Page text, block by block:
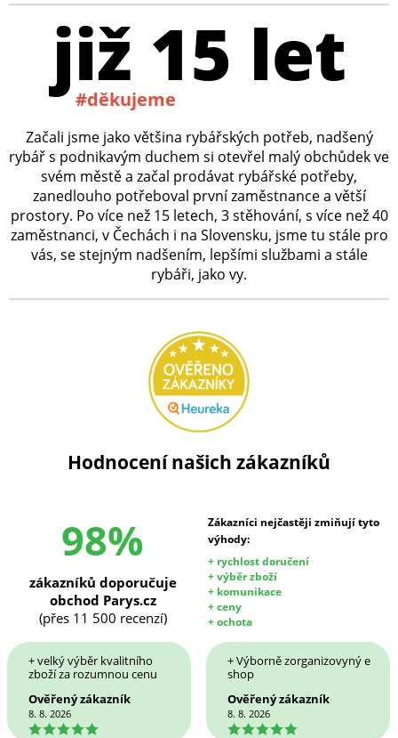
již 15 let
#děkujeme
Začali jsme jako většina rybářských potřeb, nadšený
rybář s podnikavým duchem si otevřel malý obchůdek ve
svém městě a začal prodávat rybářské potřeby,
zanedlouho potřeboval první zaměstnance a větší
prostory. Po více než 15 letech, 3 stěhování, s více než 40
zaměstnanci, v Čechách i na Slovensku, jsme tu stále pro
vás, se stejným nadšením, lepšími službami a stále
rybáři, jako vy.
Hodnocení našich zákazníků
98%
Zákazníci nejčastěji zmiňují tyto
výhody:
+ rychlost doručení
+ výběr zboží
+ komunikace
+ ceny
+ ochota
zákazníků doporučuje
obchod Parys.cz
(přes 11 500 recenzí)
+ velký výběr kvalitního
zboží za rozumnou cenu
Ověřený zákazník
8. 8. 2026
5
+ Výborně zorganizovyný e
shop
Ověřený zákazník
8. 8. 2026
5